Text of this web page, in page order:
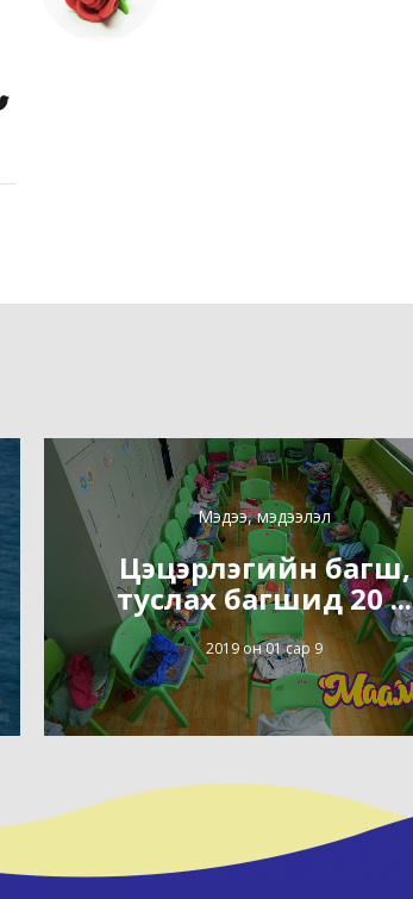
Мэдээ, мэдээлэл
Цэцэрлэгийн багш,
туслах багшид 20 ...
2019 он 01 сар 9